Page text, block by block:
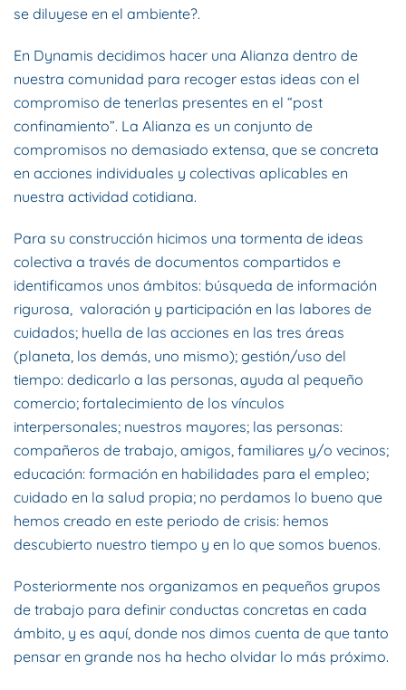
se diluyese en el ambiente?.
En Dynamis decidimos hacer una Alianza dentro de
nuestra comunidad para recoger estas ideas con el
compromiso de tenerlas presentes en el “post
confinamiento”. La Alianza es un conjunto de
compromisos no demasiado extensa, que se concreta
en acciones individuales y colectivas aplicables en
nuestra actividad cotidiana.
Para su construcción hicimos una tormenta de ideas
colectiva a través de documentos compartidos e
identificamos unos ámbitos: búsqueda de información
rigurosa, valoración y participación en las labores de
cuidados; huella de las acciones en las tres áreas
(planeta, los demás, uno mismo); gestión/uso del
tiempo: dedicarlo a las personas, ayuda al pequeño
comercio; fortalecimiento de los vínculos
interpersonales; nuestros mayores; las personas:
compañeros de trabajo, amigos, familiares y/o vecinos;
educación: formación en habilidades para el empleo;
cuidado en la salud propia; no perdamos lo bueno que
hemos creado en este periodo de crisis: hemos
descubierto nuestro tiempo y en lo que somos buenos.
Posteriormente nos organizamos en pequeños grupos
de trabajo para definir conductas concretas en cada
ámbito, y es aquí, donde nos dimos cuenta de que tanto
pensar en grande nos ha hecho olvidar lo más próximo.